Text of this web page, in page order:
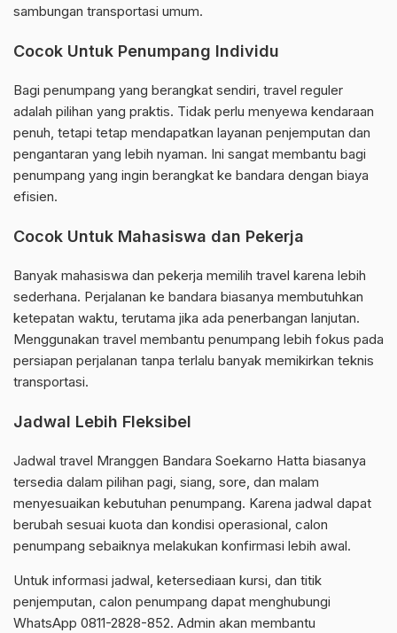
sambungan transportasi umum.
Cocok Untuk Penumpang Individu
Bagi penumpang yang berangkat sendiri, travel reguler
adalah pilihan yang praktis. Tidak perlu menyewa kendaraan
penuh, tetapi tetap mendapatkan layanan penjemputan dan
pengantaran yang lebih nyaman. Ini sangat membantu bagi
penumpang yang ingin berangkat ke bandara dengan biaya
efisien.
Cocok Untuk Mahasiswa dan Pekerja
Banyak mahasiswa dan pekerja memilih travel karena lebih
sederhana. Perjalanan ke bandara biasanya membutuhkan
ketepatan waktu, terutama jika ada penerbangan lanjutan.
Menggunakan travel membantu penumpang lebih fokus pada
persiapan perjalanan tanpa terlalu banyak memikirkan teknis
transportasi.
Jadwal Lebih Fleksibel
Jadwal travel Mranggen Bandara Soekarno Hatta biasanya
tersedia dalam pilihan pagi, siang, sore, dan malam
menyesuaikan kebutuhan penumpang. Karena jadwal dapat
berubah sesuai kuota dan kondisi operasional, calon
penumpang sebaiknya melakukan konfirmasi lebih awal.
Untuk informasi jadwal, ketersediaan kursi, dan titik
penjemputan, calon penumpang dapat menghubungi
WhatsApp 0811-2828-852. Admin akan membantu